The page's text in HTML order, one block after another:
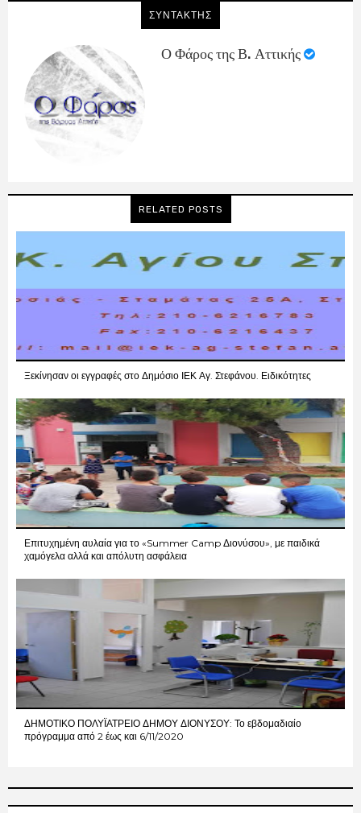
ΣΥΝΤΑΚΤΗΣ
Ο Φάρος της Β. Αττικής
RELATED POSTS
Ξεκίνησαν οι εγγραφές στο Δημόσιο ΙΕΚ Αγ. Στεφάνου. Ειδικότητες
Επιτυχημένη αυλαία για το «Summer Camp Διονύσου», με παιδικά
χαμόγελα αλλά και απόλυτη ασφάλεια
ΔΗΜΟΤΙΚΟ ΠΟΛΥΪΑΤΡΕΙΟ ΔΗΜΟΥ ΔΙΟΝΥΣΟΥ: Το εβδομαδιαίο
πρόγραμμα από 2 έως και 6/11/2020